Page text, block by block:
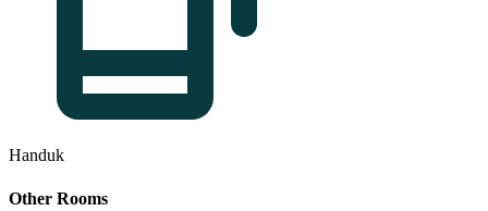
Handuk
Other Rooms